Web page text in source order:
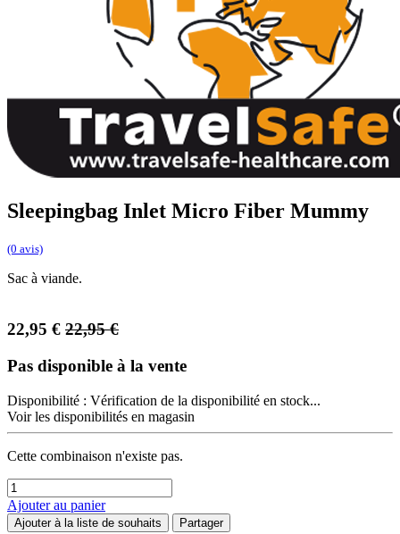
Sleepingbag Inlet Micro Fiber Mummy
(0 avis)
Sac à viande.
22,95 € 22,95€
Pas disponible à la vente
Disponibilité : Vérification de la disponibilité en stock...
Voir les disponibilités en magasin
Cette combinaison n'existe pas.
Ajouter au panier
Ajouter à la liste de souhaits Partager